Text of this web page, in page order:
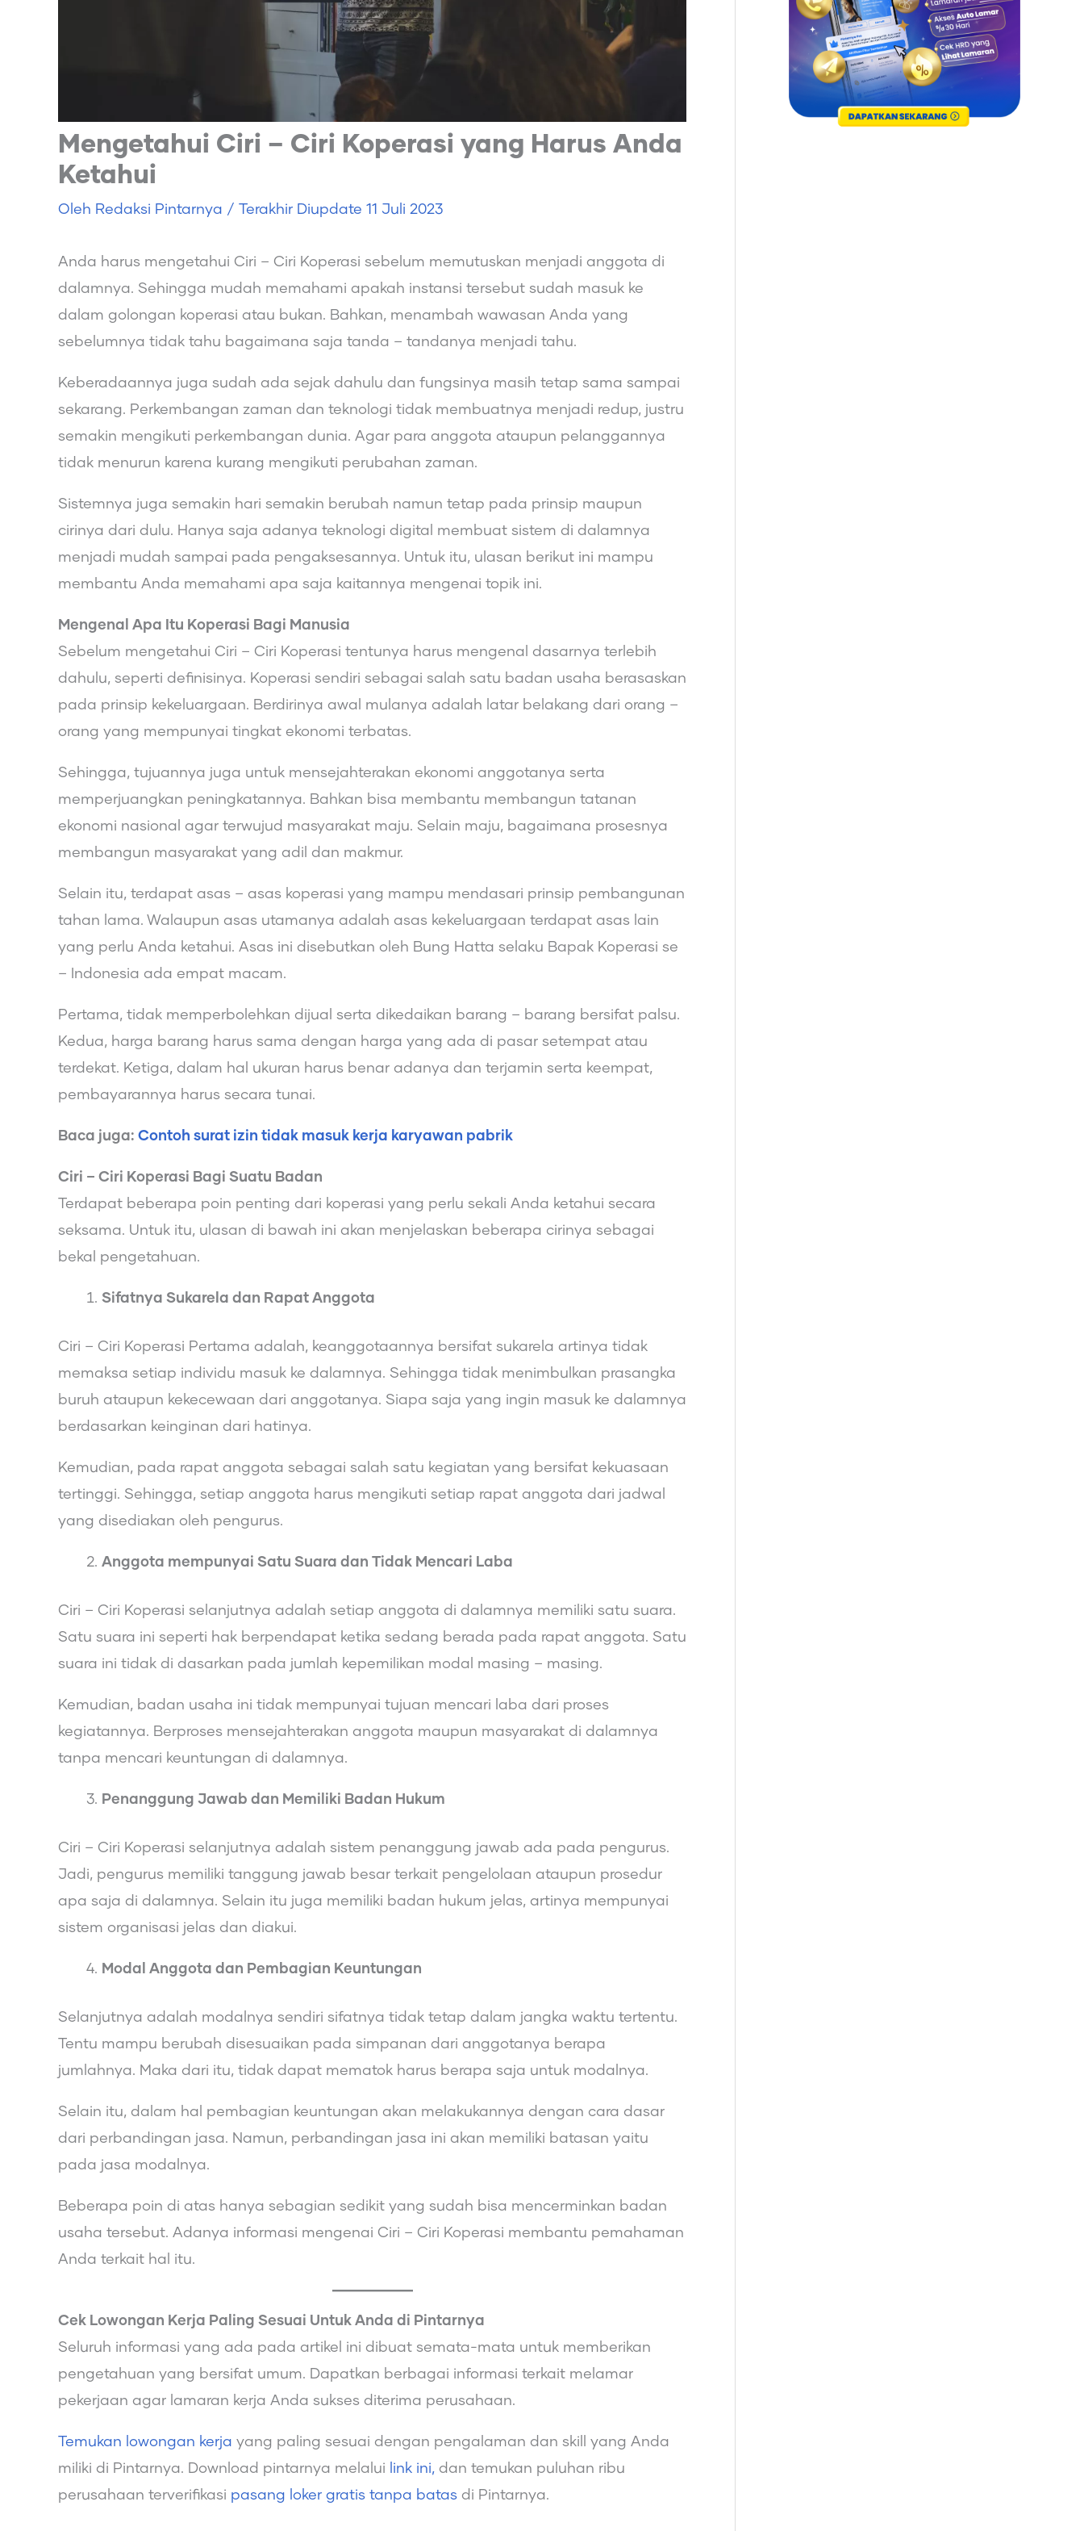
Mengetahui Ciri – Ciri Koperasi yang Harus Anda
Ketahui
Oleh Redaksi Pintarnya / Terakhir Diupdate 11 Juli 2023
Anda harus mengetahui Ciri – Ciri Koperasi sebelum memutuskan menjadi anggota di
dalamnya. Sehingga mudah memahami apakah instansi tersebut sudah masuk ke
dalam golongan koperasi atau bukan. Bahkan, menambah wawasan Anda yang
sebelumnya tidak tahu bagaimana saja tanda – tandanya menjadi tahu.
Keberadaannya juga sudah ada sejak dahulu dan fungsinya masih tetap sama sampai
sekarang. Perkembangan zaman dan teknologi tidak membuatnya menjadi redup, justru
semakin mengikuti perkembangan dunia. Agar para anggota ataupun pelanggannya
tidak menurun karena kurang mengikuti perubahan zaman.
Sistemnya juga semakin hari semakin berubah namun tetap pada prinsip maupun
cirinya dari dulu. Hanya saja adanya teknologi digital membuat sistem di dalamnya
menjadi mudah sampai pada pengaksesannya. Untuk itu, ulasan berikut ini mampu
membantu Anda memahami apa saja kaitannya mengenai topik ini.
Mengenal Apa Itu Koperasi Bagi Manusia
Sebelum mengetahui Ciri – Ciri Koperasi tentunya harus mengenal dasarnya terlebih
dahulu, seperti definisinya. Koperasi sendiri sebagai salah satu badan usaha berasaskan
pada prinsip kekeluargaan. Berdirinya awal mulanya adalah latar belakang dari orang –
orang yang mempunyai tingkat ekonomi terbatas.
Sehingga, tujuannya juga untuk mensejahterakan ekonomi anggotanya serta
memperjuangkan peningkatannya. Bahkan bisa membantu membangun tatanan
ekonomi nasional agar terwujud masyarakat maju. Selain maju, bagaimana prosesnya
membangun masyarakat yang adil dan makmur.
Selain itu, terdapat asas – asas koperasi yang mampu mendasari prinsip pembangunan
tahan lama. Walaupun asas utamanya adalah asas kekeluargaan terdapat asas lain
yang perlu Anda ketahui. Asas ini disebutkan oleh Bung Hatta selaku Bapak Koperasi se
– Indonesia ada empat macam.
Pertama, tidak memperbolehkan dijual serta dikedaikan barang – barang bersifat palsu.
Kedua, harga barang harus sama dengan harga yang ada di pasar setempat atau
terdekat. Ketiga, dalam hal ukuran harus benar adanya dan terjamin serta keempat,
pembayarannya harus secara tunai.
Baca juga: Contoh surat izin tidak masuk kerja karyawan pabrik
Ciri – Ciri Koperasi Bagi Suatu Badan
Terdapat beberapa poin penting dari koperasi yang perlu sekali Anda ketahui secara
seksama. Untuk itu, ulasan di bawah ini akan menjelaskan beberapa cirinya sebagai
bekal pengetahuan.
Sifatnya Sukarela dan Rapat Anggota
Ciri – Ciri Koperasi Pertama adalah, keanggotaannya bersifat sukarela artinya tidak
memaksa setiap individu masuk ke dalamnya. Sehingga tidak menimbulkan prasangka
buruh ataupun kekecewaan dari anggotanya. Siapa saja yang ingin masuk ke dalamnya
berdasarkan keinginan dari hatinya.
Kemudian, pada rapat anggota sebagai salah satu kegiatan yang bersifat kekuasaan
tertinggi. Sehingga, setiap anggota harus mengikuti setiap rapat anggota dari jadwal
yang disediakan oleh pengurus.
Anggota mempunyai Satu Suara dan Tidak Mencari Laba
Ciri – Ciri Koperasi selanjutnya adalah setiap anggota di dalamnya memiliki satu suara.
Satu suara ini seperti hak berpendapat ketika sedang berada pada rapat anggota. Satu
suara ini tidak di dasarkan pada jumlah kepemilikan modal masing – masing.
Kemudian, badan usaha ini tidak mempunyai tujuan mencari laba dari proses
kegiatannya. Berproses mensejahterakan anggota maupun masyarakat di dalamnya
tanpa mencari keuntungan di dalamnya.
Penanggung Jawab dan Memiliki Badan Hukum
Ciri – Ciri Koperasi selanjutnya adalah sistem penanggung jawab ada pada pengurus.
Jadi, pengurus memiliki tanggung jawab besar terkait pengelolaan ataupun prosedur
apa saja di dalamnya. Selain itu juga memiliki badan hukum jelas, artinya mempunyai
sistem organisasi jelas dan diakui.
Modal Anggota dan Pembagian Keuntungan
Selanjutnya adalah modalnya sendiri sifatnya tidak tetap dalam jangka waktu tertentu.
Tentu mampu berubah disesuaikan pada simpanan dari anggotanya berapa
jumlahnya. Maka dari itu, tidak dapat mematok harus berapa saja untuk modalnya.
Selain itu, dalam hal pembagian keuntungan akan melakukannya dengan cara dasar
dari perbandingan jasa. Namun, perbandingan jasa ini akan memiliki batasan yaitu
pada jasa modalnya.
Beberapa poin di atas hanya sebagian sedikit yang sudah bisa mencerminkan badan
usaha tersebut. Adanya informasi mengenai Ciri – Ciri Koperasi membantu pemahaman
Anda terkait hal itu.
Cek Lowongan Kerja Paling Sesuai Untuk Anda di Pintarnya
Seluruh informasi yang ada pada artikel ini dibuat semata-mata untuk memberikan
pengetahuan yang bersifat umum. Dapatkan berbagai informasi terkait melamar
pekerjaan agar lamaran kerja Anda sukses diterima perusahaan.
Temukan lowongan kerja yang paling sesuai dengan pengalaman dan skill yang Anda
miliki di Pintarnya. Download pintarnya melalui
link ini, dan temukan puluhan ribu
perusahaan terverifikasi pasang loker gratis tanpa batas di Pintarnya.